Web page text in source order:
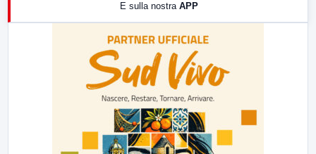
E sulla nostra APP